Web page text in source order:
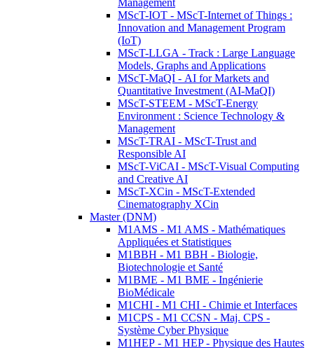
Management
MScT-IOT - MScT-Internet of Things :
Innovation and Management Program
(IoT)
MScT-LLGA - Track : Large Language
Models, Graphs and Applications
MScT-MaQI - AI for Markets and
Quantitative Investment (AI-MaQI)
MScT-STEEM - MScT-Energy
Environment : Science Technology &
Management
MScT-TRAI - MScT-Trust and
Responsible AI
MScT-ViCAI - MScT-Visual Computing
and Creative AI
MScT-XCin - MScT-Extended
Cinematography XCin
Master (DNM)
M1AMS - M1 AMS - Mathématiques
Appliquées et Statistiques
M1BBH - M1 BBH - Biologie,
Biotechnologie et Santé
M1BME - M1 BME - Ingénierie
BioMédicale
M1CHI - M1 CHI - Chimie et Interfaces
M1CPS - M1 CCSN - Maj. CPS -
Système Cyber Physique
M1HEP - M1 HEP - Physique des Hautes